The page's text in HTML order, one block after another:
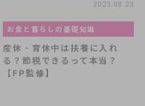
2023.08.23
お金と暮らしの基礎知識
産休・育休中は扶養に入れ
る？節税できるって本当？
【FP監修】